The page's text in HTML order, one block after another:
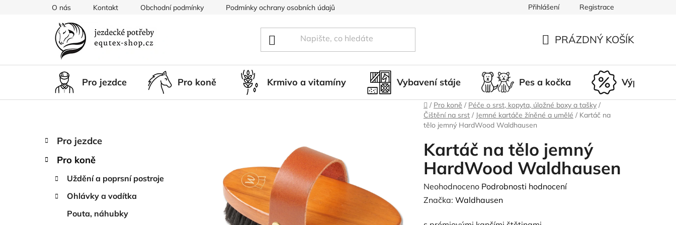
O nás Kontakt Obchodní podmínky Podmínky ochrany osobních údajů Doprava a platba Nepřevzetí zásilky
Přihlášení Registrace
KOŠÍK
PRÁZDNÝ KOŠÍK
Pro jezdce Pro koně Krmivo a vitamíny Vybavení stáje Pes a kočka Výprodej
Domů
/ Pro koně / Péče o srst, kopyta, úložné boxy a tašky /
Čištění na srst / Jemné kartáče žíněné a umělé / Kartáč na
tělo jemný HardWood Waldhausen
P
s
Přeskočit
kategorie
K
a
Pro jezdce
Pro koně
Uždění a poprsní postroje
Ohlávky a vodítka
Pouta, náhubky
Kartáč na tělo jemný
HardWood Waldhausen
Průměrné
hodnocení
Neohodnoceno Podrobnosti hodnocení
Značka: Waldhausen